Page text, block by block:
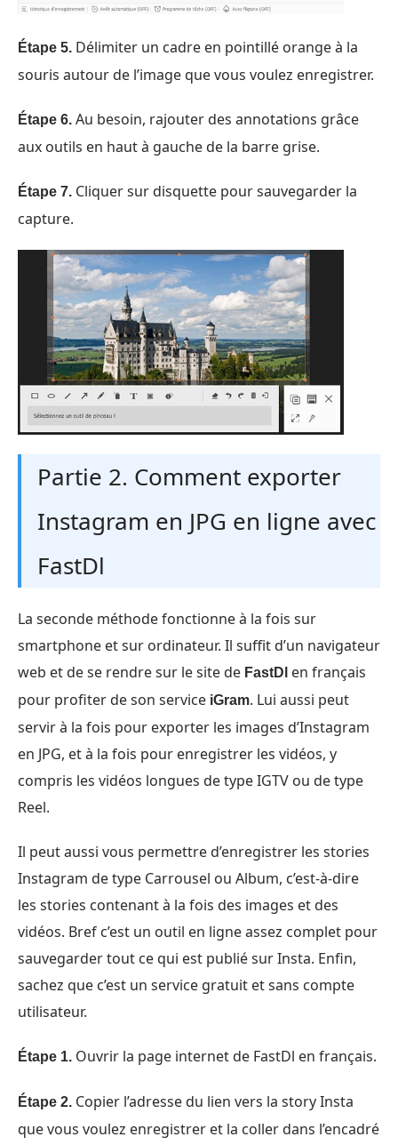
Étape 5. Délimiter un cadre en pointillé orange à la
souris autour de l’image que vous voulez enregistrer.
Étape 6. Au besoin, rajouter des annotations grâce
aux outils en haut à gauche de la barre grise.
Étape 7. Cliquer sur disquette pour sauvegarder la
capture.
Partie 2. Comment exporter
Instagram en JPG en ligne avec
FastDl
La seconde méthode fonctionne à la fois sur
smartphone et sur ordinateur. Il suffit d’un navigateur
web et de se rendre sur le site de FastDl en français
pour profiter de son service iGram. Lui aussi peut
servir à la fois pour exporter les images d’Instagram
en JPG, et à la fois pour enregistrer les vidéos, y
compris les vidéos longues de type IGTV ou de type
Reel.
Il peut aussi vous permettre d’enregistrer les stories
Instagram de type Carrousel ou Album, c’est-à-dire
les stories contenant à la fois des images et des
vidéos. Bref c’est un outil en ligne assez complet pour
sauvegarder tout ce qui est publié sur Insta. Enfin,
sachez que c’est un service gratuit et sans compte
utilisateur.
Étape 1. Ouvrir la page internet de FastDl en français.
Étape 2. Copier l’adresse du lien vers la story Insta
que vous voulez enregistrer et la coller dans l’encadré